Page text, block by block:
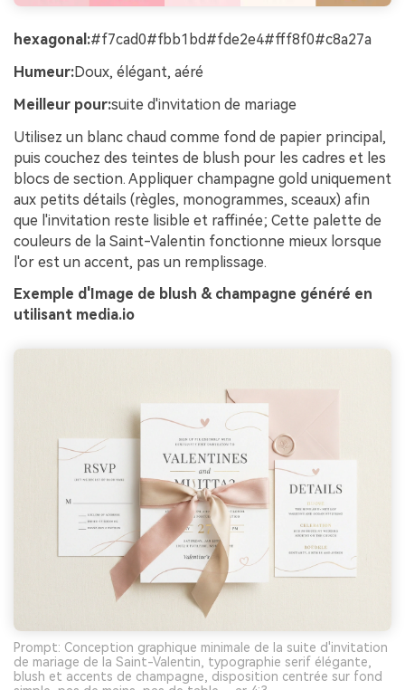
hexagonal:#f7cad0#fbb1bd#fde2e4#fff8f0#c8a27a
Humeur:Doux, élégant, aéré
Meilleur pour:suite d'invitation de mariage
Utilisez un blanc chaud comme fond de papier principal,
puis couchez des teintes de blush pour les cadres et les
blocs de section. Appliquer champagne gold uniquement
aux petits détails (règles, monogrammes, sceaux) afin
que l'invitation reste lisible et raffinée; Cette palette de
couleurs de la Saint-Valentin fonctionne mieux lorsque
l'or est un accent, pas un remplissage.
Exemple d'Image de blush & champagne généré en
utilisant media.io
Prompt: Conception graphique minimale de la suite d'invitation
de mariage de la Saint-Valentin, typographie serif élégante,
blush et accents de champagne, disposition centrée sur fond